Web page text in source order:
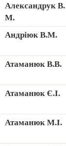
Александрук В.
М.
Андріюк В.М.
Атаманюк В.В.
Атаманюк Є.І.
Атаманюк М.І.